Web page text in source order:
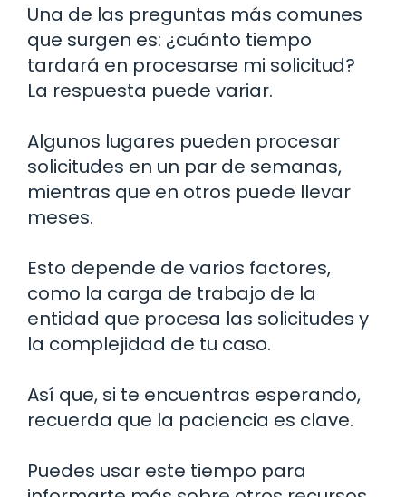
Una de las preguntas más comunes
que surgen es: ¿cuánto tiempo
tardará en procesarse mi solicitud?
La respuesta puede variar.
Algunos lugares pueden procesar
solicitudes en un par de semanas,
mientras que en otros puede llevar
meses.
Esto depende de varios factores,
como la carga de trabajo de la
entidad que procesa las solicitudes y
la complejidad de tu caso.
Así que, si te encuentras esperando,
recuerda que la paciencia es clave.
Puedes usar este tiempo para